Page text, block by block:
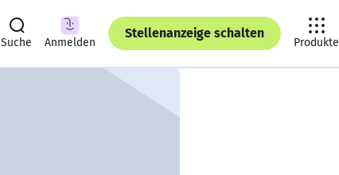
Suche Anmelden
Stellenanzeige schalten
Produkte